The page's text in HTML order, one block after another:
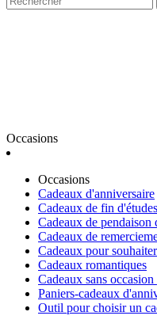
Occasions
Occasions
Cadeaux d'anniversaire
Cadeaux de fin d'études
Cadeaux de pendaison
Cadeaux de
Cadeaux pour
Cadeaux romantiques
Cadeaux sans
Paniers-cadeaux
Outil pour choisir un